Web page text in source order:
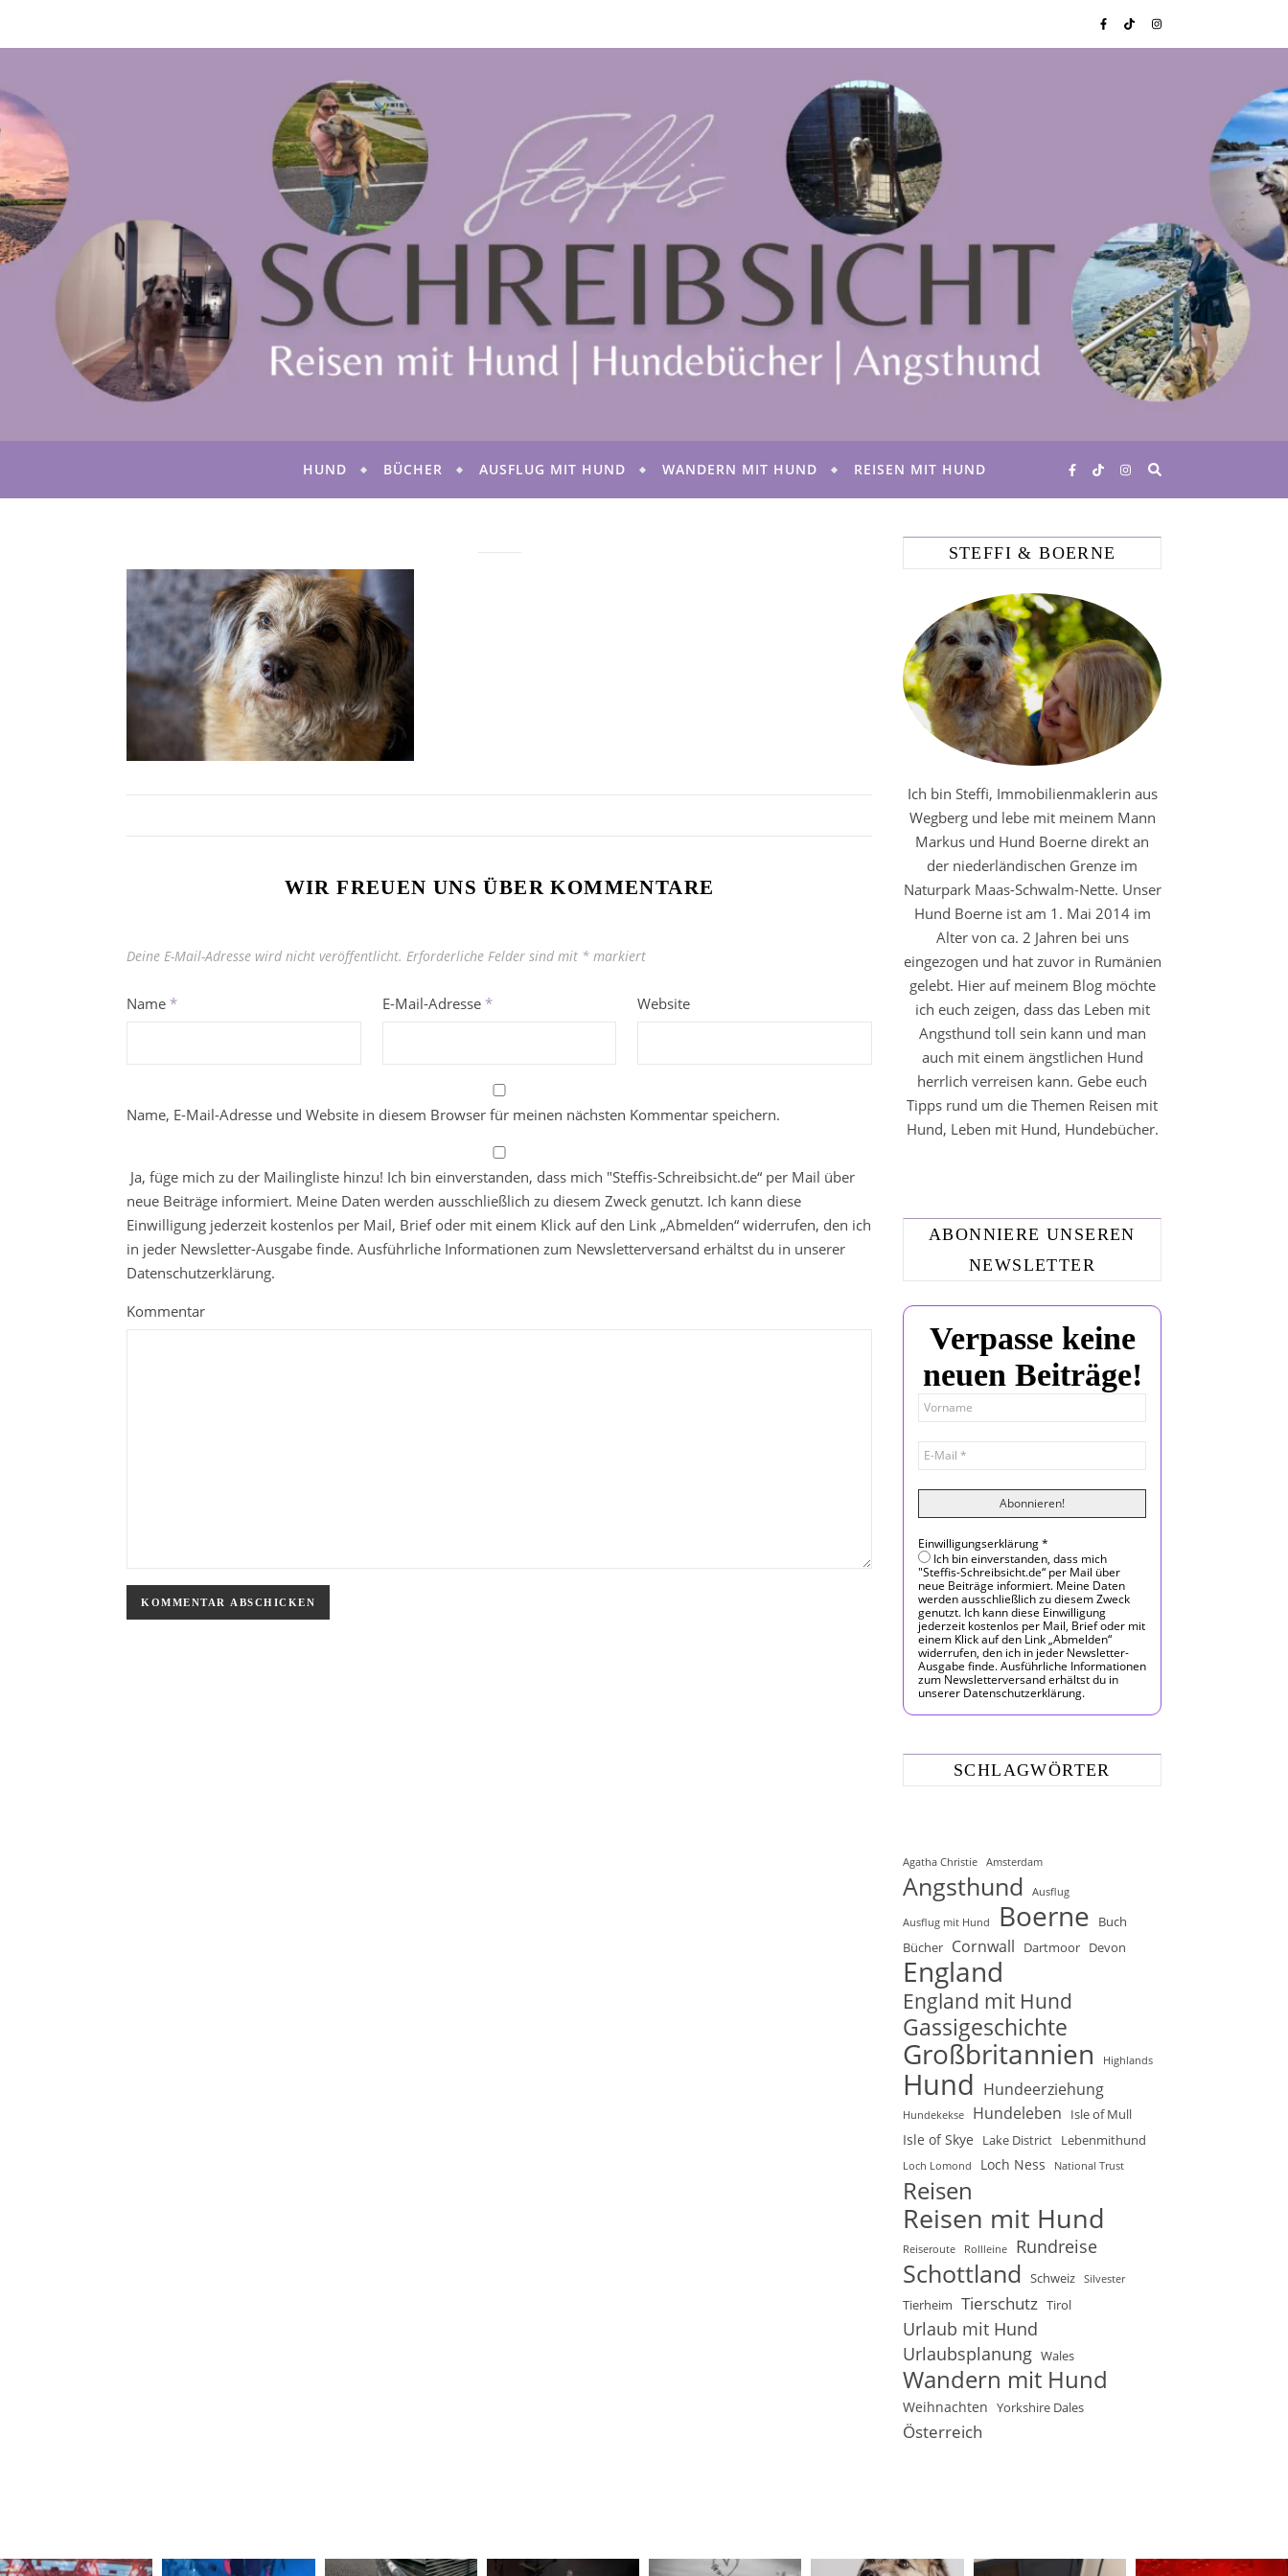
HUND BÜCHER AUSFLUG MIT HUND WANDERN MIT HUND REISEN MIT HUND
WIR FREUEN UNS ÜBER KOMMENTARE
Deine E-Mail-Adresse wird nicht veröffentlicht. Erforderliche Felder sind mit * markiert
Name * E-Mail-Adresse * Website
Name, E-Mail-Adresse und Website in diesem Browser für meinen nächsten Kommentar speichern.
Ja, füge mich zu der Mailingliste hinzu! Ich bin einverstanden, dass mich "Steffis-Schreibsicht.de“ per Mail über
neue Beiträge informiert. Meine Daten werden ausschließlich zu diesem Zweck genutzt. Ich kann diese
Einwilligung jederzeit kostenlos per Mail, Brief oder mit einem Klick auf den Link „Abmelden“ widerrufen, den ich
in jeder Newsletter-Ausgabe finde. Ausführliche Informationen zum Newsletterversand erhältst du in unserer
Datenschutzerklärung.
Kommentar
STEFFI & BOERNE
Ich bin Steffi, Immobilienmaklerin aus
Wegberg und lebe mit meinem Mann
Markus und Hund Boerne direkt an
der niederländischen Grenze im
Naturpark Maas-Schwalm-Nette. Unser
Hund Boerne ist am 1. Mai 2014 im
Alter von ca. 2 Jahren bei uns
eingezogen und hat zuvor in Rumänien
gelebt. Hier auf meinem Blog möchte
ich euch zeigen, dass das Leben mit
Angsthund toll sein kann und man
auch mit einem ängstlichen Hund
herrlich verreisen kann. Gebe euch
Tipps rund um die Themen Reisen mit
Hund, Leben mit Hund, Hundebücher.
ABONNIERE UNSEREN
NEWSLETTER
Verpasse keine
neuen Beiträge!
Einwilligungserklärung*
Ich bin einverstanden, dass mich
"Steffis-Schreibsicht.de“ per Mail über
neue Beiträge informiert. Meine Daten
werden ausschließlich zu diesem Zweck
genutzt. Ich kann diese Einwilligung
jederzeit kostenlos per Mail, Brief oder mit
einem Klick auf den Link „Abmelden“
widerrufen, den ich in jeder Newsletter-
Ausgabe finde. Ausführliche Informationen
zum Newsletterversand erhältst du in
unserer Datenschutzerklärung.
SCHLAGWÖRTER
Agatha Christie Amsterdam
Angsthund Ausflug
Ausflug mit Hund Boerne
Buch
Bücher Cornwall Dartmoor Devon
England
England mit Hund
Gassigeschichte
Großbritannien Highlands
Hund Hundeerziehung
Hundekekse Hundeleben Isle of Mull
Isle of Skye Lake District Lebenmithund
Loch Lomond Loch Ness National Trust
Reisen
Reisen mit Hund
Reiseroute Rollleine Rundreise
Schottland Schweiz Silvester
Tierheim Tierschutz Tirol
Urlaub mit Hund
Urlaubsplanung Wales
Wandern mit Hund
Weihnachten Yorkshire Dales
Österreich